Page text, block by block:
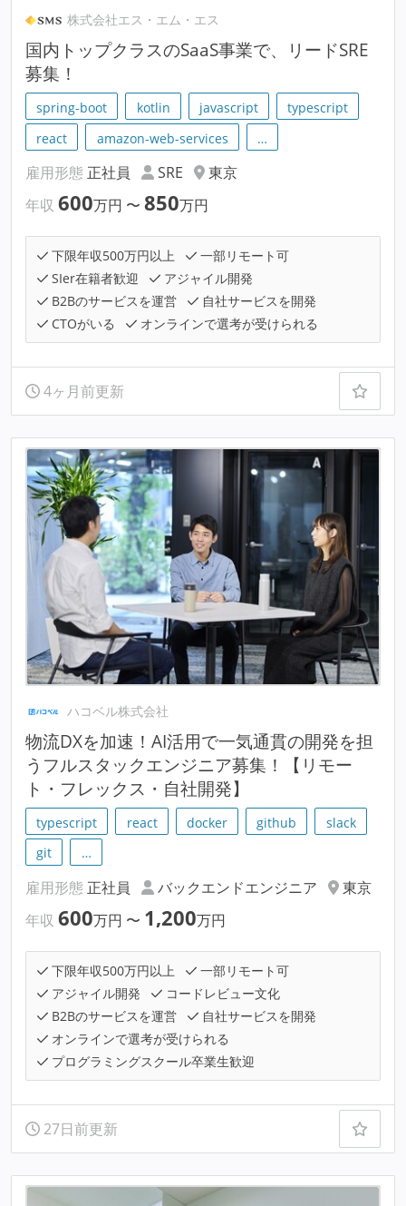
株式会社エス・エム・エス
国内トップクラスのSaaS事業で、リードSRE
募集！
spring-boot kotlin javascript
typescript
react
amazon-web-services …
雇用形態 正社員 SRE
東京
年収 600万円 〜 850万円
下限年収500万円以上
一部リモート可
SIer在籍者歓迎
アジャイル開発
B2Bのサービスを運営
自社サービスを開発
CTOがいる
オンラインで選考が受けられる
4ヶ月前更新
ハコベル株式会社
物流DXを加速！AI活用で一気通貫の開発を担
うフルスタックエンジニア募集！【リモー
ト・フレックス・自社開発】
typescript react docker github
slack
git
…
雇用形態 正社員 バックエンドエンジニア
東京
年収 600万円 〜 1,200万円
下限年収500万円以上
一部リモート可
アジャイル開発
コードレビュー文化
B2Bのサービスを運営
自社サービスを開発
オンラインで選考が受けられる
プログラミングスクール卒業生歓迎
27日前更新